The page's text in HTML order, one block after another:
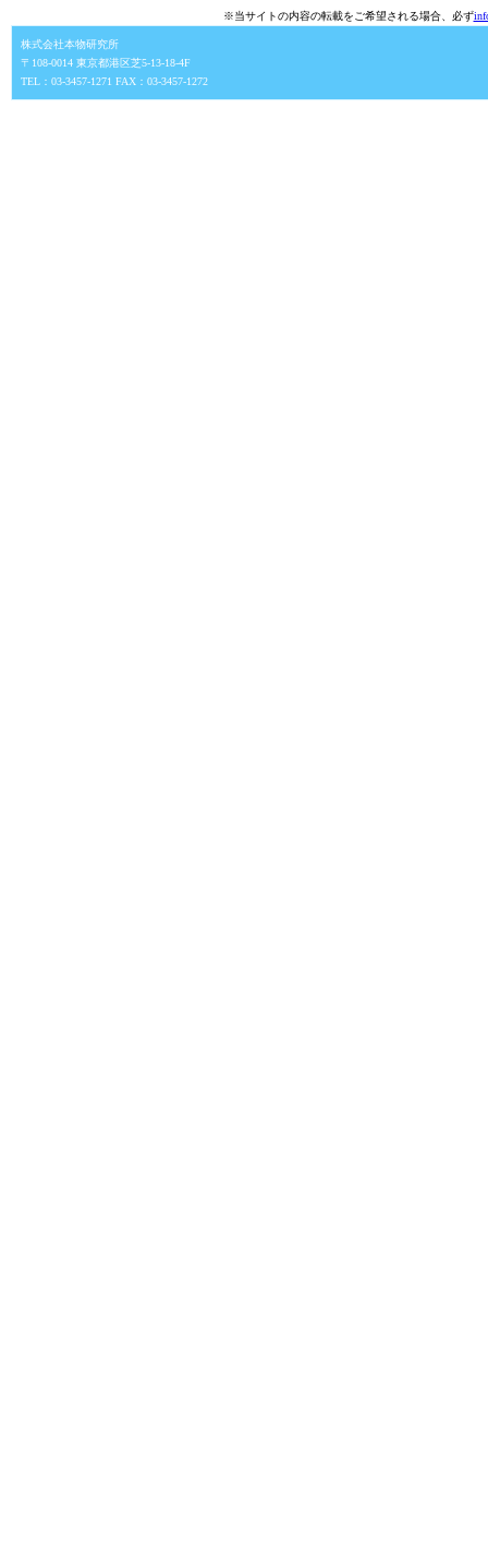
※当サイトの内容の転載をご希望される場合、必ず
株式会社本物研究所
〒108-0014 東京都港区芝5-13-18-4F
TEL：03-3457-1271 FAX：03-3457-1272